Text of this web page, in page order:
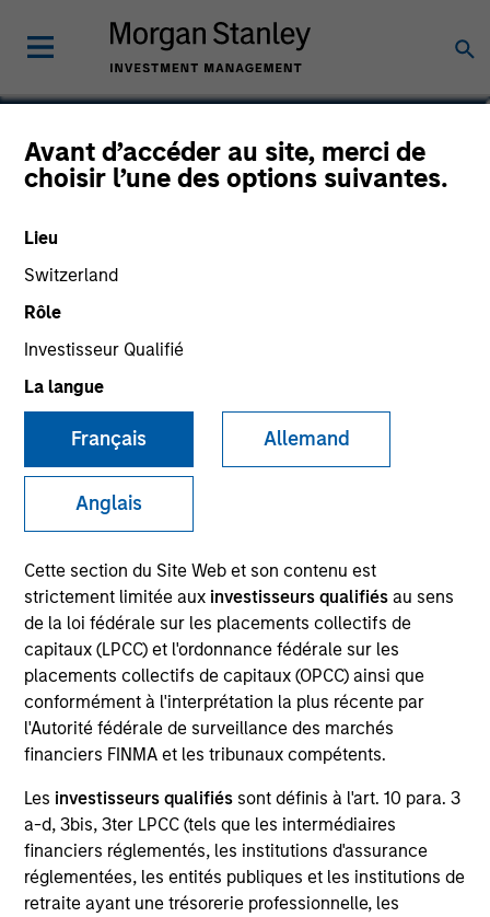
Avant d’accéder au site, merci de
choisir l’une des options suivantes.
Lieu
Switzerland
Rôle
Investisseur Qualifié
La langue
Français Allemand
Anglais
Cette section du Site Web et son contenu est
strictement limitée aux investisseurs qualifiésau sens
de la loi fédérale sur les placements collectifs de
capitaux (LPCC) et l'ordonnance fédérale sur les
placements collectifs de capitaux (OPCC) ainsi que
conformément à l'interprétation la plus récente par
l'Autorité fédérale de surveillance des marchés
financiers FINMA et les tribunaux compétents.
Les investisseurs qualifiés sont définis à l'art. 10 para. 3
a-d, 3bis, 3ter LPCC (tels que les intermédiaires
financiers réglementés, les institutions d'assurance
réglementées, les entités publiques et les institutions de
retraite ayant une trésorerie professionnelle, les
Kurt Bertone
Investment Professional
YEARS OF INDUSTRY EXPERIENCE
5 Years
TEAM
Morgan Stanley Tactical Value